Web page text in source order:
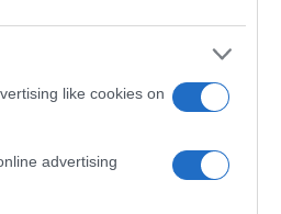
like cookies on
advertising
ha
ai
e un
in cui